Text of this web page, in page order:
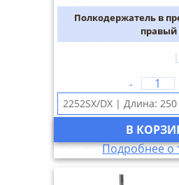
Полкодержатель в
правый
-
В
Подробнее о